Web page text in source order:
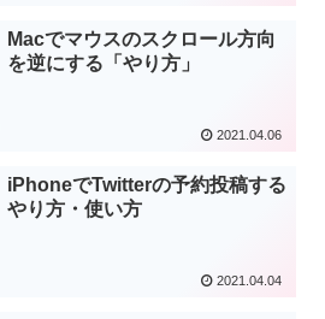
Macでマウスのスクロール方向
を逆にする「やり方」
2021.04.06
iPhoneでTwitterの予約投稿する
やり方・使い方
2021.04.04